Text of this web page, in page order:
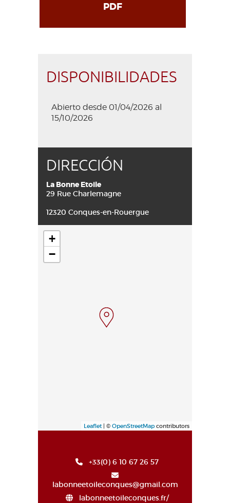
PDF
DISPONIBILIDADES
Abierto desde 01/04/2026 al
15/10/2026
DIRECCIÓN
La Bonne Etoile
29 Rue Charlemagne
12320 Conques-en-Rouergue
+
−
Leaflet| © OpenStreetMap contributors
+33(0) 6 10 67 26 57
labonneetoileconques@gmail.com
labonneetoileconques.fr/